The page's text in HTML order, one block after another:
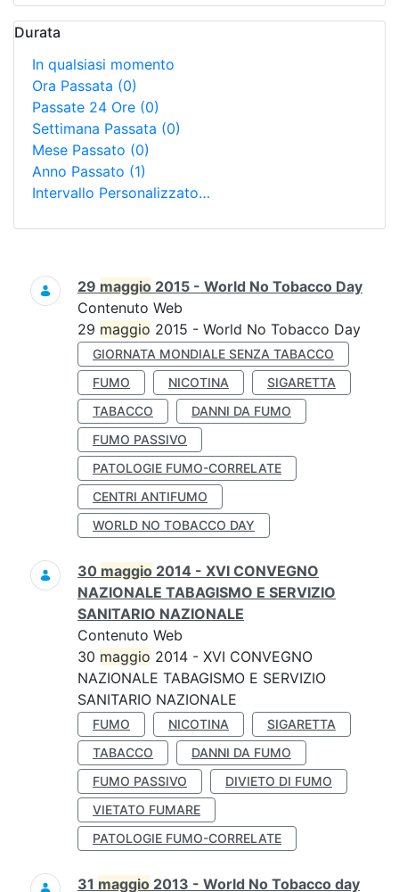
Durata
In qualsiasi momento
Ora Passata (0)
Passate 24 Ore (0)
Settimana Passata (0)
Mese Passato (0)
Anno Passato (1)
Intervallo Personalizzato…
Ricerca
29 maggio 2015 - World No Tobacco Day
Contenuto Web
29 maggio 2015 - World No Tobacco Day
GIORNATA MONDIALE SENZA TABACCO
FUMO
NICOTINA
SIGARETTA
TABACCO
DANNI DA FUMO
FUMO PASSIVO
PATOLOGIE FUMO-CORRELATE
CENTRI ANTIFUMO
WORLD NO TOBACCO DAY
30 maggio 2014 - XVI CONVEGNO
NAZIONALE TABAGISMO E SERVIZIO
SANITARIO NAZIONALE
Contenuto Web
30 maggio 2014 - XVI CONVEGNO
NAZIONALE TABAGISMO E SERVIZIO
SANITARIO NAZIONALE
FUMO NICOTINA
SIGARETTA
TABACCO
DANNI DA FUMO
FUMO PASSIVO
DIVIETO DI FUMO
VIETATO FUMARE
PATOLOGIE FUMO-CORRELATE
31 maggio 2013 - World No Tobacco day